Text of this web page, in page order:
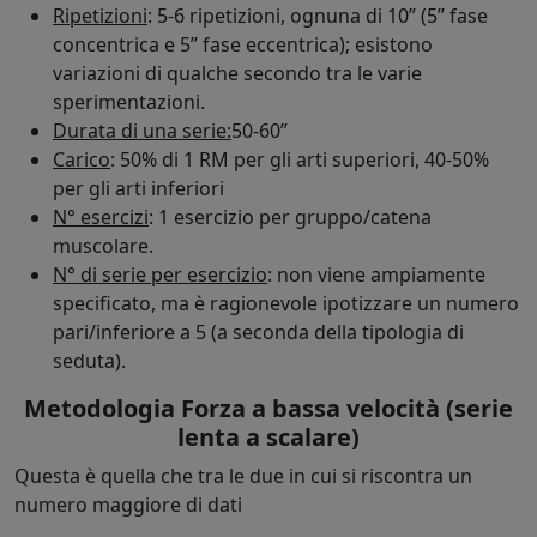
Ripetizioni: 5-6 ripetizioni, ognuna di 10” (5” fase
concentrica e 5” fase eccentrica); esistono
variazioni di qualche secondo tra le varie
sperimentazioni.
Durata di una serie:50-60”
Carico: 50% di 1 RM per gli arti superiori, 40-50%
per gli arti inferiori
N° esercizi: 1 esercizio per gruppo/catena
muscolare.
N° di serie per esercizio: non viene ampiamente
specificato, ma è ragionevole ipotizzare un numero
pari/inferiore a 5 (a seconda della tipologia di
seduta).
Metodologia Forza a bassa velocità (serie
lenta a scalare)
Questa è quella che tra le due in cui si riscontra un
numero maggiore di dati